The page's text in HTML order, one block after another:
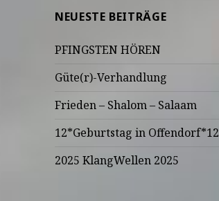
NEUESTE BEITRÄGE
PFINGSTEN HÖREN
Güte(r)-Verhandlung
Frieden – Shalom – Salaam
12*Geburtstag in Offendorf*12
2025 KlangWellen 2025